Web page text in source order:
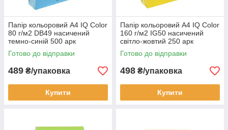
Папір кольоровий А4 IQ Color
80 г/м2 DB49 насичений
темно-синій 500 арк
Готово до відправки
489 ₴/упаковка
Купити
Папір кольоровий А4 IQ Color
160 г/м2 IG50 насичений
cвітло-жовтий 250 арк
Готово до відправки
498 ₴/упаковка
Купити